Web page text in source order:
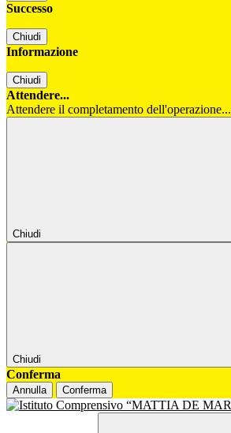
Successo
Chiudi
Informazione
Chiudi
Attendere...
Attendere il completamento dell'operazione...
Chiudi
Chiudi
Conferma
Annulla Conferma